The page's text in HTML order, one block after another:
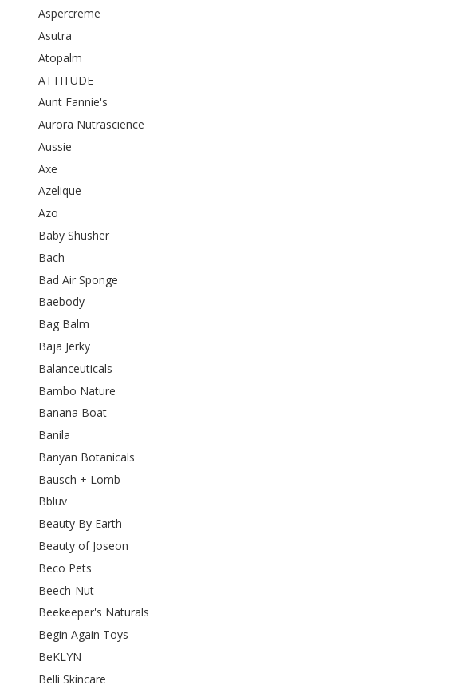
Aspercreme
Asutra
Atopalm
ATTITUDE
Aunt Fannie's
Aurora Nutrascience
Aussie
Axe
Azelique
Azo
Baby Shusher
Bach
Bad Air Sponge
Baebody
Bag Balm
Baja Jerky
Balanceuticals
Bambo Nature
Banana Boat
Banila
Banyan Botanicals
Bausch + Lomb
Bbluv
Beauty By Earth
Beauty of Joseon
Beco Pets
Beech-Nut
Beekeeper's Naturals
Begin Again Toys
BeKLYN
Belli Skincare